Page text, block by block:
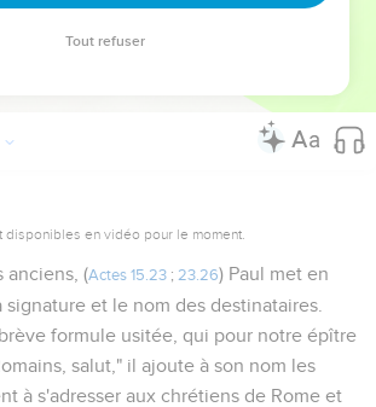
All rights reserved worldwide.
disponibles en vidéo pour le moment.
anciens, (Actes 15.23 ; 23.26) Paul met en
et le nom des destinataires.
formule usitée, qui pour notre épître
salut," il ajoute à son nom les
à s'adresser aux chrétiens de Rome et
Tout refuser